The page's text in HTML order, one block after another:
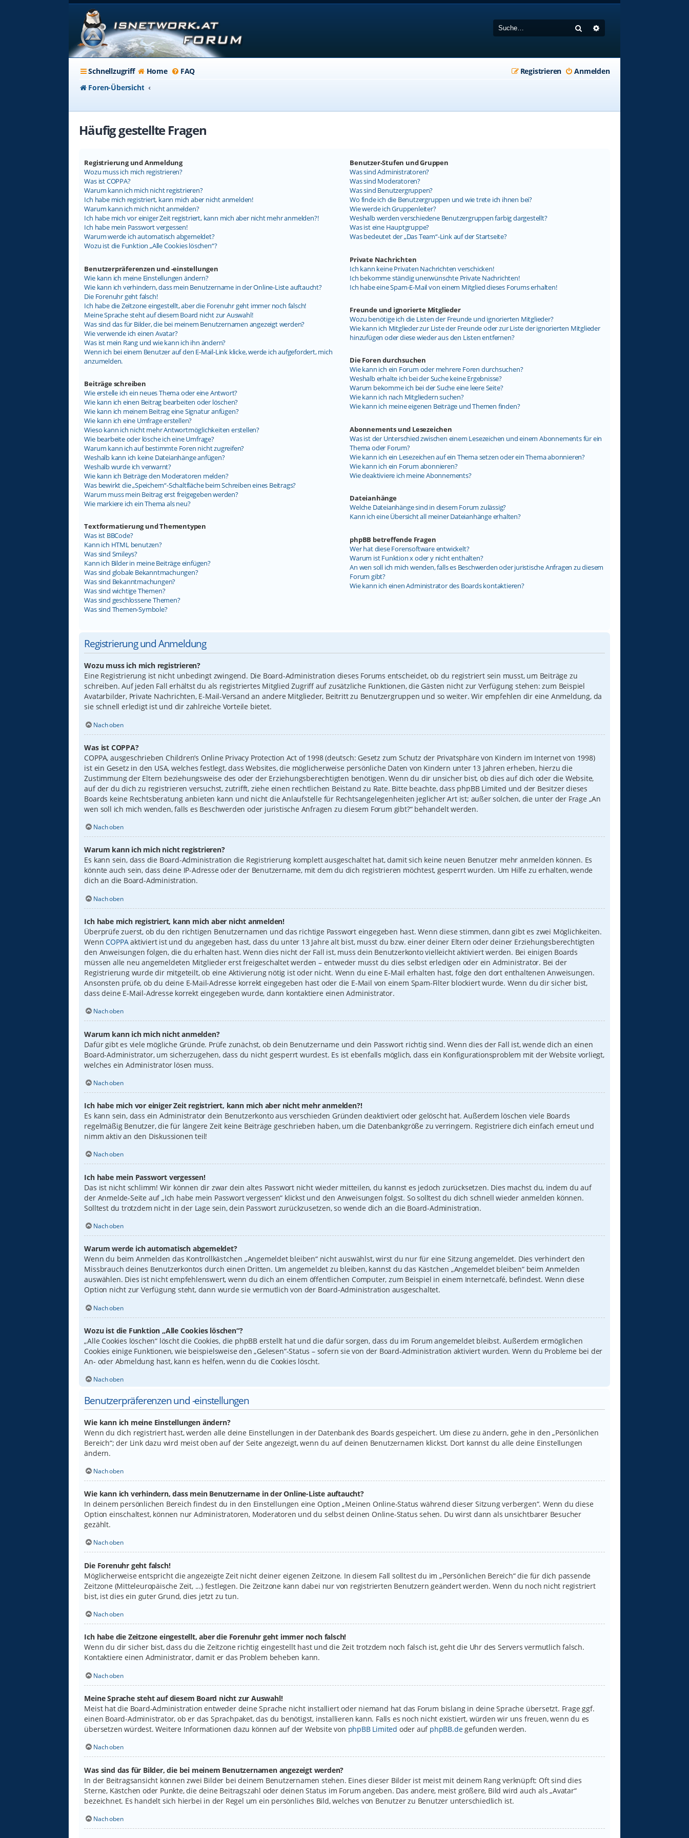
Suche
Schnellzugriff Home FAQ Anmelden
Registrieren
Foren-Übersicht
Häufig gestellte Fragen
Registrierung und Anmeldung
Wozu muss ich mich registrieren?
Was ist COPPA?
Warum kann ich mich nicht registrieren?
Ich habe mich registriert, kann mich aber nicht anmelden!
Warum kann ich mich nicht anmelden?
Ich habe mich vor einiger Zeit registriert, kann mich aber nicht mehr anmelden?!
Ich habe mein Passwort vergessen!
Warum werde ich automatisch abgemeldet?
Wozu ist die Funktion „Alle Cookies löschen“?
Benutzerpräferenzen und -einstellungen
Wie kann ich meine Einstellungen ändern?
Wie kann ich verhindern, dass mein Benutzername in der Online-Liste auftaucht?
Die Forenuhr geht falsch!
Ich habe die Zeitzone eingestellt, aber die Forenuhr geht immer noch falsch!
Meine Sprache steht auf diesem Board nicht zur Auswahl!
Was sind das für Bilder, die bei meinem Benutzernamen angezeigt werden?
Wie verwende ich einen Avatar?
Was ist mein Rang und wie kann ich ihn ändern?
Wenn ich bei einem Benutzer auf den E-Mail-Link klicke, werde ich aufgefordert, mich
anzumelden.
Beiträge schreiben
Wie erstelle ich ein neues Thema oder eine Antwort?
Wie kann ich einen Beitrag bearbeiten oder löschen?
Wie kann ich meinem Beitrag eine Signatur anfügen?
Wie kann ich eine Umfrage erstellen?
Wieso kann ich nicht mehr Antwortmöglichkeiten erstellen?
Wie bearbeite oder lösche ich eine Umfrage?
Warum kann ich auf bestimmte Foren nicht zugreifen?
Weshalb kann ich keine Dateianhänge anfügen?
Weshalb wurde ich verwarnt?
Wie kann ich Beiträge den Moderatoren melden?
Was bewirkt die „Speichern“-Schaltfläche beim Schreiben eines Beitrags?
Warum muss mein Beitrag erst freigegeben werden?
Wie markiere ich ein Thema als neu?
Textformatierung und Thementypen
Was ist BBCode?
Kann ich HTML benutzen?
Was sind Smileys?
Kann ich Bilder in meine Beiträge einfügen?
Was sind globale Bekanntmachungen?
Was sind Bekanntmachungen?
Was sind wichtige Themen?
Was sind geschlossene Themen?
Was sind Themen-Symbole?
Benutzer-Stufen und Gruppen
Was sind Administratoren?
Was sind Moderatoren?
Was sind Benutzergruppen?
Wo finde ich die Benutzergruppen und wie trete ich ihnen bei?
Wie werde ich Gruppenleiter?
Weshalb werden verschiedene Benutzergruppen farbig dargestellt?
Was ist eine Hauptgruppe?
Was bedeutet der „Das Team“-Link auf der Startseite?
Private Nachrichten
Ich kann keine Privaten Nachrichten verschicken!
Ich bekomme ständig unerwünschte Private Nachrichten!
Ich habe eine Spam-E-Mail von einem Mitglied dieses Forums erhalten!
Freunde und ignorierte Mitglieder
Wozu benötige ich die Listen der Freunde und ignorierten Mitglieder?
Wie kann ich Mitglieder zur Liste der Freunde oder zur Liste der ignorierten Mitglieder
hinzufügen oder diese wieder aus den Listen entfernen?
Die Foren durchsuchen
Wie kann ich ein Forum oder mehrere Foren durchsuchen?
Weshalb erhalte ich bei der Suche keine Ergebnisse?
Warum bekomme ich bei der Suche eine leere Seite?
Wie kann ich nach Mitgliedern suchen?
Wie kann ich meine eigenen Beiträge und Themen finden?
Abonnements und Lesezeichen
Was ist der Unterschied zwischen einem Lesezeichen und einem Abonnements für ein
Thema oder Forum?
Wie kann ich ein Lesezeichen auf ein Thema setzen oder ein Thema abonnieren?
Wie kann ich ein Forum abonnieren?
Wie deaktiviere ich meine Abonnements?
Dateianhänge
Welche Dateianhänge sind in diesem Forum zulässig?
Kann ich eine Übersicht all meiner Dateianhänge erhalten?
phpBB betreffende Fragen
Wer hat diese Forensoftware entwickelt?
Warum ist Funktion x oder y nicht enthalten?
An wen soll ich mich wenden, falls es Beschwerden oder juristische Anfragen zu diesem
Forum gibt?
Wie kann ich einen Administrator des Boards kontaktieren?
Registrierung und Anmeldung
Wozu muss ich mich registrieren?
Eine Registrierung ist nicht unbedingt zwingend. Die Board-Administration dieses Forums entscheidet, ob du registriert sein musst, um Beiträge zu
schreiben. Auf jeden Fall erhältst du als registriertes Mitglied Zugriff auf zusätzliche Funktionen, die Gästen nicht zur Verfügung stehen: zum Beispiel
Avatarbilder, Private Nachrichten, E-Mail-Versand an andere Mitglieder, Beitritt zu Benutzergruppen und so weiter. Wir empfehlen dir eine Anmeldung, da
sie schnell erledigt ist und dir zahlreiche Vorteile bietet.
Nach oben
Was ist COPPA?
COPPA, ausgeschrieben Children’s Online Privacy Protection Act of 1998 (deutsch: Gesetz zum Schutz der Privatsphäre von Kindern im Internet von 1998)
ist ein Gesetz in den USA, welches festlegt, dass Websites, die möglicherweise persönliche Daten von Kindern unter 13 Jahren erheben, hierzu die
Zustimmung der Eltern beziehungsweise des oder der Erziehungsberechtigten benötigen. Wenn du dir unsicher bist, ob dies auf dich oder die Website,
auf der du dich zu registrieren versuchst, zutrifft, ziehe einen rechtlichen Beistand zu Rate. Bitte beachte, dass phpBB Limited und der Besitzer dieses
Boards keine Rechtsberatung anbieten kann und nicht die Anlaufstelle für Rechtsangelegenheiten jeglicher Art ist; außer solchen, die unter der Frage „An
wen soll ich mich wenden, falls es Beschwerden oder juristische Anfragen zu diesem Forum gibt?“ behandelt werden.
Nach oben
Warum kann ich mich nicht registrieren?
Es kann sein, dass die Board-Administration die Registrierung komplett ausgeschaltet hat, damit sich keine neuen Benutzer mehr anmelden können. Es
könnte auch sein, dass deine IP-Adresse oder der Benutzername, mit dem du dich registrieren möchtest, gesperrt wurden. Um Hilfe zu erhalten, wende
dich an die Board-Administration.
Nach oben
Ich habe mich registriert, kann mich aber nicht anmelden!
Überprüfe zuerst, ob du den richtigen Benutzernamen und das richtige Passwort eingegeben hast. Wenn diese stimmen, dann gibt es zwei Möglichkeiten.
WennCOPPAaktiviert ist und du angegeben hast, dass du unter 13 Jahre alt bist, musst du bzw. einer deiner Eltern oder deiner Erziehungsberechtigten
den Anweisungen folgen, die du erhalten hast. Wenn dies nicht der Fall ist, muss dein Benutzerkonto vielleicht aktiviert werden. Bei einigen Boards
müssen alle neu angemeldeten Mitglieder erst freigeschaltet werden – entweder musst du dies selbst erledigen oder ein Administrator. Bei der
Registrierung wurde dir mitgeteilt, ob eine Aktivierung nötig ist oder nicht. Wenn du eine E-Mail erhalten hast, folge den dort enthaltenen Anweisungen.
Ansonsten prüfe, ob du deine E-Mail-Adresse korrekt eingegeben hast oder die E-Mail von einem Spam-Filter blockiert wurde. Wenn du dir sicher bist,
dass deine E-Mail-Adresse korrekt eingegeben wurde, dann kontaktiere einen Administrator.
Nach oben
Warum kann ich mich nicht anmelden?
Dafür gibt es viele mögliche Gründe. Prüfe zunächst, ob dein Benutzername und dein Passwort richtig sind. Wenn dies der Fall ist, wende dich an einen
Board-Administrator, um sicherzugehen, dass du nicht gesperrt wurdest. Es ist ebenfalls möglich, dass ein Konfigurationsproblem mit der Website vorliegt,
welches ein Administrator lösen muss.
Nach oben
Ich habe mich vor einiger Zeit registriert, kann mich aber nicht mehr anmelden?!
Es kann sein, dass ein Administrator dein Benutzerkonto aus verschieden Gründen deaktiviert oder gelöscht hat. Außerdem löschen viele Boards
regelmäßig Benutzer, die für längere Zeit keine Beiträge geschrieben haben, um die Datenbankgröße zu verringern. Registriere dich einfach erneut und
nimm aktiv an den Diskussionen teil!
Nach oben
Ich habe mein Passwort vergessen!
Das ist nicht schlimm! Wir können dir zwar dein altes Passwort nicht wieder mitteilen, du kannst es jedoch zurücksetzen. Dies machst du, indem du auf
der Anmelde-Seite auf „Ich habe mein Passwort vergessen“ klickst und den Anweisungen folgst. So solltest du dich schnell wieder anmelden können.
Solltest du trotzdem nicht in der Lage sein, dein Passwort zurückzusetzen, so wende dich an die Board-Administration.
Nach oben
Warum werde ich automatisch abgemeldet?
Wenn du beim Anmelden das Kontrollkästchen „Angemeldet bleiben“ nicht auswählst, wirst du nur für eine Sitzung angemeldet. Dies verhindert den
Missbrauch deines Benutzerkontos durch einen Dritten. Um angemeldet zu bleiben, kannst du das Kästchen „Angemeldet bleiben“ beim Anmelden
auswählen. Dies ist nicht empfehlenswert, wenn du dich an einem öffentlichen Computer, zum Beispiel in einem Internetcafé, befindest. Wenn diese
Option nicht zur Verfügung steht, dann wurde sie vermutlich von der Board-Administration ausgeschaltet.
Nach oben
Wozu ist die Funktion „Alle Cookies löschen“?
„Alle Cookies löschen“ löscht die Cookies, die phpBB erstellt hat und die dafür sorgen, dass du im Forum angemeldet bleibst. Außerdem ermöglichen
Cookies einige Funktionen, wie beispielsweise den „Gelesen“-Status – sofern sie von der Board-Administration aktiviert wurden. Wenn du Probleme bei der
An- oder Abmeldung hast, kann es helfen, wenn du die Cookies löscht.
Nach oben
Benutzerpräferenzen und -einstellungen
Wie kann ich meine Einstellungen ändern?
Wenn du dich registriert hast, werden alle deine Einstellungen in der Datenbank des Boards gespeichert. Um diese zu ändern, gehe in den „Persönlichen
Bereich“; der Link dazu wird meist oben auf der Seite angezeigt, wenn du auf deinen Benutzernamen klickst. Dort kannst du alle deine Einstellungen
ändern.
Nach oben
Wie kann ich verhindern, dass mein Benutzername in der Online-Liste auftaucht?
In deinem persönlichen Bereich findest du in den Einstellungen eine Option „Meinen Online-Status während dieser Sitzung verbergen“. Wenn du diese
Option einschaltest, können nur Administratoren, Moderatoren und du selbst deinen Online-Status sehen. Du wirst dann als unsichtbarer Besucher
gezählt.
Nach oben
Die Forenuhr geht falsch!
Möglicherweise entspricht die angezeigte Zeit nicht deiner eigenen Zeitzone. In diesem Fall solltest du im „Persönlichen Bereich“ die für dich passende
Zeitzone (Mitteleuropäische Zeit, ...) festlegen. Die Zeitzone kann dabei nur von registrierten Benutzern geändert werden. Wenn du noch nicht registriert
bist, ist dies ein guter Grund, dies jetzt zu tun.
Nach oben
Ich habe die Zeitzone eingestellt, aber die Forenuhr geht immer noch falsch!
Wenn du dir sicher bist, dass du die Zeitzone richtig eingestellt hast und die Zeit trotzdem noch falsch ist, geht die Uhr des Servers vermutlich falsch.
Kontaktiere einen Administrator, damit er das Problem beheben kann.
Nach oben
Meine Sprache steht auf diesem Board nicht zur Auswahl!
Meist hat die Board-Administration entweder deine Sprache nicht installiert oder niemand hat das Forum bislang in deine Sprache übersetzt. Frage ggf.
einen Board-Administrator, ob er das Sprachpaket, das du benötigst, installieren kann. Falls es noch nicht existiert, würden wir uns freuen, wenn du es
übersetzen würdest. Weitere Informationen dazu können auf der Website von phpBB Limited oder auf phpBB.degefunden werden.
Nach oben
Was sind das für Bilder, die bei meinem Benutzernamen angezeigt werden?
In der Beitragsansicht können zwei Bilder bei deinem Benutzernamen stehen. Eines dieser Bilder ist meist mit deinem Rang verknüpft: Oft sind dies
Sterne, Kästchen oder Punkte, die deine Beitragszahl oder deinen Status im Forum angeben. Das andere, meist größere, Bild wird auch als „Avatar“
bezeichnet. Es handelt sich hierbei in der Regel um ein persönliches Bild, welches von Benutzer zu Benutzer unterschiedlich ist.
Nach oben